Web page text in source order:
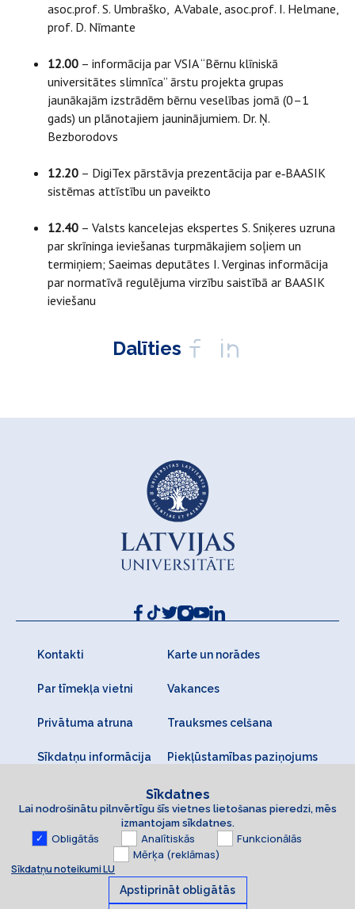
asoc.prof. S. Umbraško, A.Vabale, asoc.prof. I. Helmane,
prof. D. Nīmante
12.00 – informācija par VSIA “Bērnu klīniskā
universitātes slimnīca” ārstu projekta grupas
jaunākajām izstrādēm bērnu veselības jomā (0–1
gads) un plānotajiem jauninājumiem. Dr. Ņ.
Bezborodovs
12.20 – DigiTex pārstāvja prezentācija par e‑BAASIK
sistēmas attīstību un paveikto
12.40 – Valsts kancelejas ekspertes S. Sniķeres uzruna
par skrīninga ieviešanas turpmākajiem soļiem un
termiņiem; Saeimas deputātes I. Verginas informācija
par normatīvā regulējuma virzību saistībā ar BAASIK
ieviešanu
Dalīties
Kontakti Karte un norādes
Par tīmekļa vietni Vakances
Privātuma atruna Trauksmes celšana
Sīkdatņu informācija Piekļūstamības paziņojums
Sīkdatnes
Lai nodrošinātu pilnvērtīgu šīs vietnes lietošanas pieredzi, mēs
izmantojam sīkdatnes.
Obligātās Analītiskās
Funkcionālās
Mērķa (reklāmas)
Sīkdatņu noteikumi LU
Apstiprināt obligātās